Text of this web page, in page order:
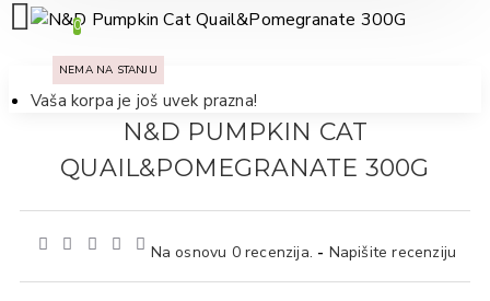
0
Vaša korpa je još uvek prazna!
NEMA NA STANJU
N&D PUMPKIN CAT
QUAIL&POMEGRANATE 300G
Na osnovu 0 recenzija. - Napišite recenziju